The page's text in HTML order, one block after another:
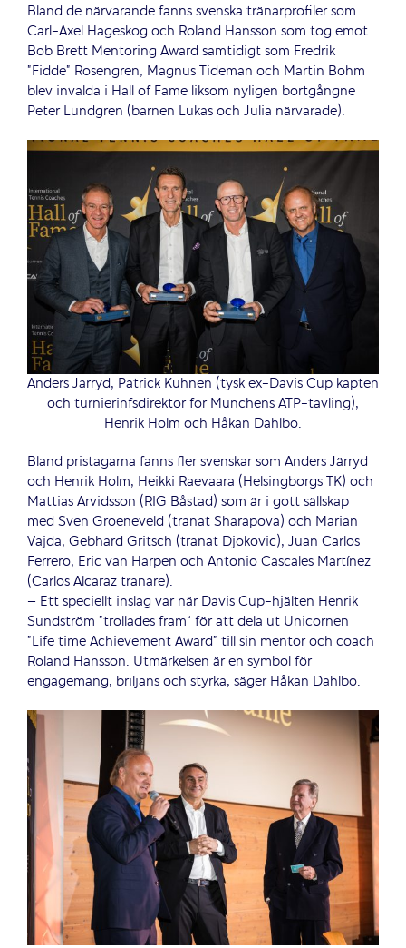
Bland de närvarande fanns svenska tränarprofiler som
Carl-Axel Hageskog och Roland Hansson som tog emot
Bob Brett Mentoring Award samtidigt som Fredrik
”Fidde” Rosengren, Magnus Tideman och Martin Bohm
blev invalda i Hall of Fame liksom nyligen bortgångne
Peter Lundgren (barnen Lukas och Julia närvarade).
Anders Järryd, Patrick Kühnen (tysk ex-Davis Cup kapten
och turnierinfsdirektör för Münchens ATP-tävling),
Henrik Holm och Håkan Dahlbo.
Bland pristagarna fanns fler svenskar som Anders Järryd
och Henrik Holm, Heikki Raevaara (Helsingborgs TK) och
Mattias Arvidsson (RIG Båstad) som är i gott sällskap
med Sven Groeneveld (tränat Sharapova) och Marian
Vajda, Gebhard Gritsch (tränat Djokovic), Juan Carlos
Ferrero, Eric van Harpen och Antonio Cascales Martínez
(Carlos Alcaraz tränare).
– Ett speciellt inslag var när Davis Cup-hjälten Henrik
Sundström ”trollades fram“ för att dela ut Unicornen
”Life time Achievement Award” till sin mentor och coach
Roland Hansson. Utmärkelsen är en symbol för
engagemang, briljans och styrka, säger Håkan Dahlbo.